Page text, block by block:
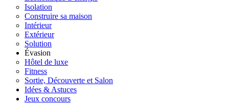
Isolation
Construire sa maison
Intérieur
Extérieur
Solution
Évasion
Hôtel de luxe
Fitness
Sortie, Découverte et Salon
Idées & Astuces
Jeux concours